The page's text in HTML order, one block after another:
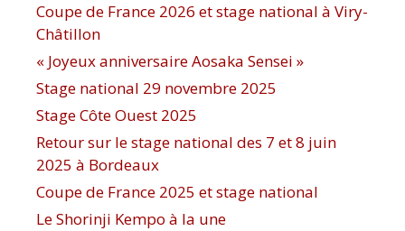
Coupe de France 2026 et stage national à Viry-
Châtillon
« Joyeux anniversaire Aosaka Sensei »
Stage national 29 novembre 2025
Stage Côte Ouest 2025
Retour sur le stage national des 7 et 8 juin
2025 à Bordeaux
Coupe de France 2025 et stage national
Le Shorinji Kempo à la une